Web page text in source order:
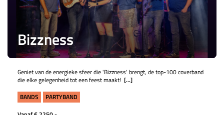
Bizzness
Geniet van de energieke sfeer die 'Bizzness' brengt, de top-100 coverband
die elke gelegenheid tot een feest maakt! [...]
BANDS
PARTYBAND